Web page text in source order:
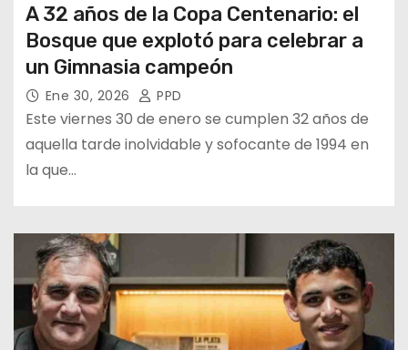
A 32 años de la Copa Centenario: el
Bosque que explotó para celebrar a
un Gimnasia campeón
Ene 30, 2026 PPD
Este viernes 30 de enero se cumplen 32 años de
aquella tarde inolvidable y sofocante de 1994 en
la que…